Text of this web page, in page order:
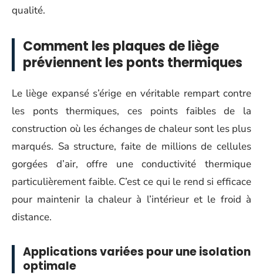
qualité.
Comment les plaques de liège
préviennent les ponts thermiques
Le liège expansé s’érige en véritable rempart contre
les ponts thermiques, ces points faibles de la
construction où les échanges de chaleur sont les plus
marqués. Sa structure, faite de millions de cellules
gorgées d’air, offre une conductivité thermique
particulièrement faible. C’est ce qui le rend si efficace
pour maintenir la chaleur à l’intérieur et le froid à
distance.
Applications variées pour une isolation
optimale